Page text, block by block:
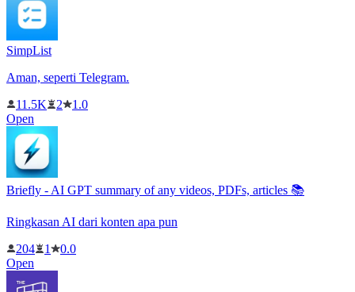
SimpList
Aman, seperti Telegram.
11.5K
2
1.0
Open
Briefly - AI GPT summary of any videos, PDFs, articles 📚
Ringkasan AI dari konten apa pun
204
1
0.0
Open